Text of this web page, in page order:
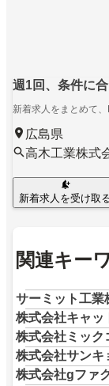
週1回、条件に
新着求人をまとめて
広島県
高木工業株式
新着求人を受け取
関連キー
サーミット工業
株式会社キャッ
株式会社ミック
株式会社サンキ
株式会社gファ